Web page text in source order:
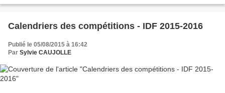
Calendriers des compétitions - IDF 2015-2016
Publié le 05/08/2015 à 16:42
Par Sylvie CAUJOLLE